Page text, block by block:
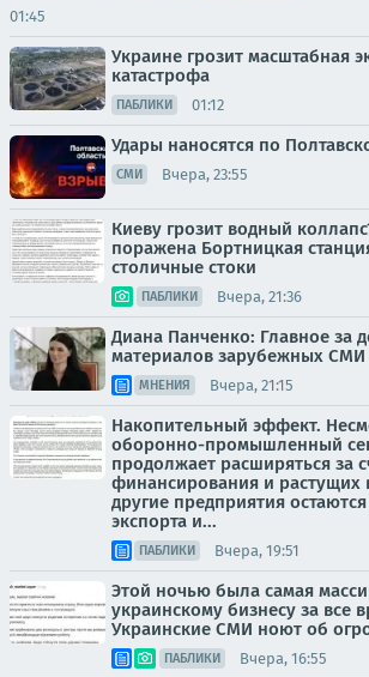
01:45
Украине грозит масштабная
катастрофа
ПАБЛИКИ 01:12
Удары наносятся по
СМИ Вчера, 23:55
Киеву грозит водный
поражена Бортницкая
столичные стоки
ПАБЛИКИ Вчера, 21:36
Диана Панченко: Главное за
материалов зарубежных СМИ
МНЕНИЯ Вчера, 21:15
Накопительный эффект.
оборонно-промышленный
продолжает расширяться за
финансирования и растущих
другие предприятия
экспорта и...
ПАБЛИКИ Вчера, 19:51
Этой ночью была самая
украинскому бизнесу за все
Украинские СМИ ноют об
ПАБЛИКИ Вчера, 16:55